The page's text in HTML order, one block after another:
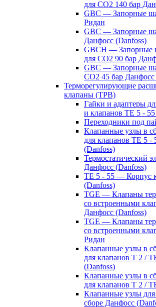
для CO2 140 бар
GBC — Запорные
Ридан
GBC — Запорные
Данфосс (Danfoss)
GBCH — Запорные
для CO2 90 бар
GBC — Запорные
CO2 45 бар Данфосс
Терморегулирующие
клапаны (ТРВ)
Гайки и адаптеры
и клапанов TE 5 -
Переходники под
Клапанные узлы в
для клапанов TE 5 -
(Danfoss)
Термостатический
Данфосс (Danfoss)
TE 5 - 55 — Корпус
(Danfoss)
TGE — Клапаны
со встроенными
Данфосс (Danfoss)
TGE — Клапаны
со встроенными
Ридан
Клапанные узлы в
для клапанов T 2 /
(Danfoss)
Клапанные узлы в
для клапанов T 2 /
Клапанные узлы
сборе Данфосс